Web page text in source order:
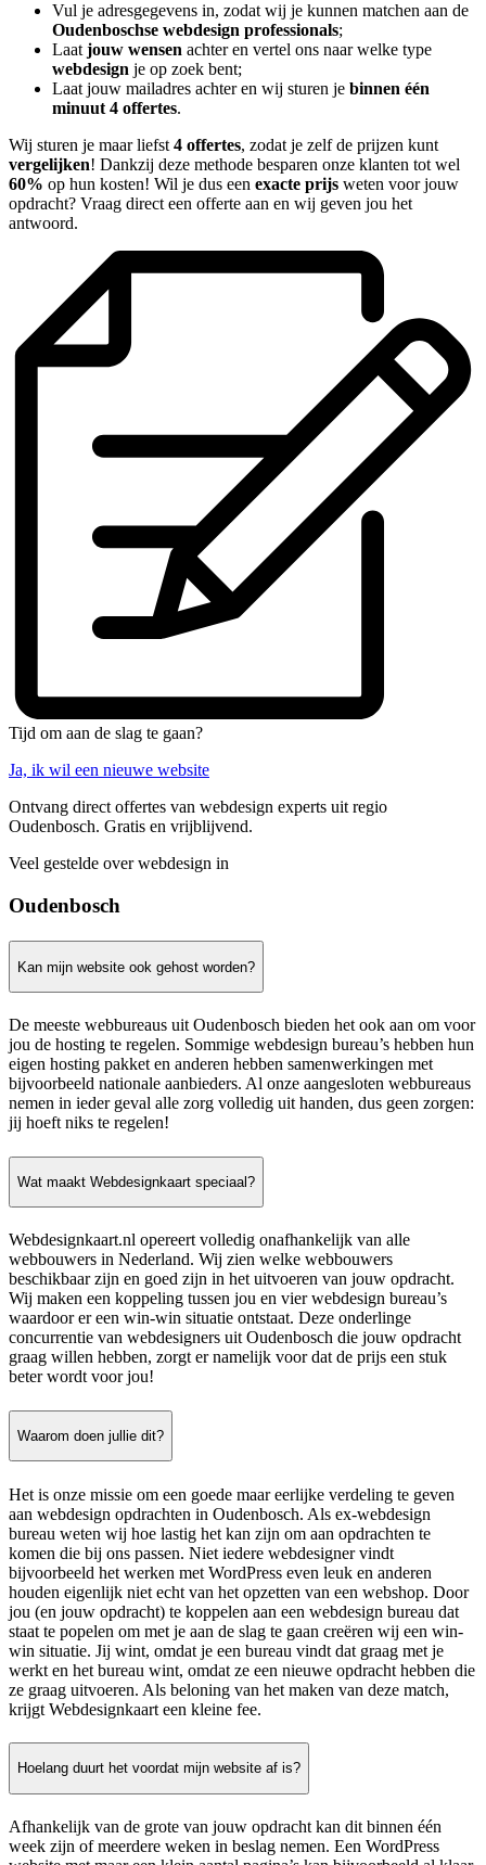
Vul je adresgegevens in, zodat wij je kunnen matchen aan de
Oudenboschse webdesign professionals;
Laat jouw wensen achter en vertel ons naar welke type
webdesign je op zoek bent;
Laat jouw mailadres achter en wij sturen je binnen één
minuut 4 offertes.
Wij sturen je maar liefst 4 offertes, zodat je zelf de prijzen kunt
vergelijken! Dankzij deze methode besparen onze klanten tot wel
60% op hun kosten! Wil je dus een exacte prijs weten voor jouw
opdracht? Vraag direct een offerte aan en wij geven jou het
antwoord.
Tijd om aan de slag te gaan?
Ja, ik wil een nieuwe website
Ontvang direct offertes van webdesign experts uit regio
Oudenbosch. Gratis en vrijblijvend.
Veel gestelde over webdesign in
Oudenbosch
Kan mijn website ook gehost worden?
De meeste webbureaus uit Oudenbosch bieden het ook aan om voor
jou de hosting te regelen. Sommige webdesign bureau’s hebben hun
eigen hosting pakket en anderen hebben samenwerkingen met
bijvoorbeeld nationale aanbieders. Al onze aangesloten webbureaus
nemen in ieder geval alle zorg volledig uit handen, dus geen zorgen:
jij hoeft niks te regelen!
Wat maakt Webdesignkaart speciaal?
Webdesignkaart.nl opereert volledig onafhankelijk van alle
webbouwers in Nederland. Wij zien welke webbouwers
beschikbaar zijn en goed zijn in het uitvoeren van jouw opdracht.
Wij maken een koppeling tussen jou en vier webdesign bureau’s
waardoor er een win-win situatie ontstaat. Deze onderlinge
concurrentie van webdesigners uit Oudenbosch die jouw opdracht
graag willen hebben, zorgt er namelijk voor dat de prijs een stuk
beter wordt voor jou!
Waarom doen jullie dit?
Het is onze missie om een goede maar eerlijke verdeling te geven
aan webdesign opdrachten in Oudenbosch. Als ex-webdesign
bureau weten wij hoe lastig het kan zijn om aan opdrachten te
komen die bij ons passen. Niet iedere webdesigner vindt
bijvoorbeeld het werken met WordPress even leuk en anderen
houden eigenlijk niet echt van het opzetten van een webshop. Door
jou (en jouw opdracht) te koppelen aan een webdesign bureau dat
staat te popelen om met je aan de slag te gaan creëren wij een win-
win situatie. Jij wint, omdat je een bureau vindt dat graag met je
werkt en het bureau wint, omdat ze een nieuwe opdracht hebben die
ze graag uitvoeren. Als beloning van het maken van deze match,
krijgt Webdesignkaart een kleine fee.
Hoelang duurt het voordat mijn website af is?
Afhankelijk van de grote van jouw opdracht kan dit binnen één
week zijn of meerdere weken in beslag nemen. Een WordPress